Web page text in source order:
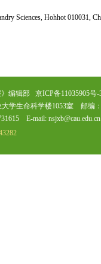
Sciences, Hohhot 010031,
编辑部 京ICP备11035905号-
学生命科学楼1053室 邮编
E-mail: nsjxb@cau.edu.cn